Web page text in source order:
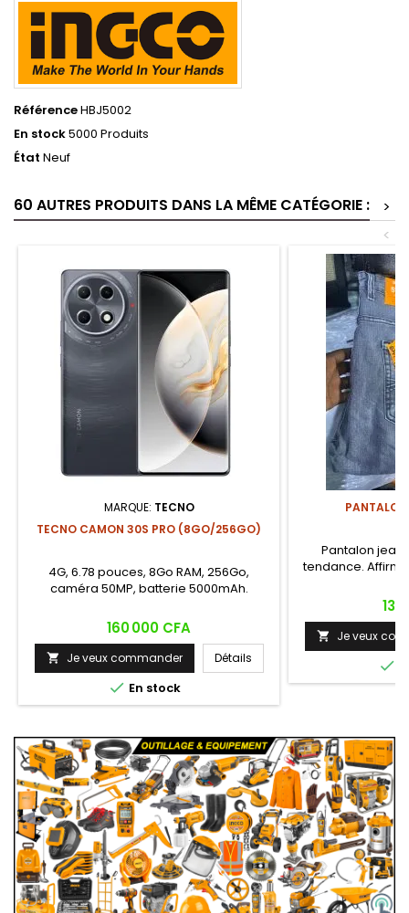
RéférenceHBJ5002
En stock5000 Produits
État Neuf
60 AUTRES PRODUITS DANS LA MÊME CATÉGORIE :
>
<
MARQUE: TECNO
TECNO CAMON 30S PRO (8GO/256GO)
4G, 6.78 pouces, 8Go RAM, 256Go,
caméra 50MP, batterie 5000mAh.
Prix
160 000 CFA
 Je veux commander Détails
 En stock
Pantalon
tendance.
Prix
13
 Je veux
